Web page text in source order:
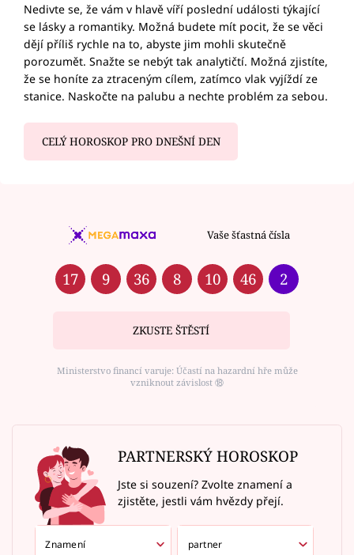
Nedivte se, že vám v hlavě víří poslední události týkající
se lásky a romantiky. Možná budete mít pocit, že se věci
dějí příliš rychle na to, abyste jim mohli skutečně
porozumět. Snažte se nebýt tak analytičtí. Možná zjistíte,
že se honíte za ztraceným cílem, zatímco vlak vyjíždí ze
stanice. Naskočte na palubu a nechte problém za sebou.
CELÝ HOROSKOP PRO DNEŠNÍ DEN
Vaše šťastná čísla
17 9 36 8 10 46 2
ZKUSTE ŠTĚSTÍ
Ministerstvo financí varuje: Účastí na hazardní hře může
vzniknout závislost ⑱
PARTNERSKÝ HOROSKOP
Jste si souzení? Zvolte znamení a
zjistěte, jestli vám hvězdy přejí.